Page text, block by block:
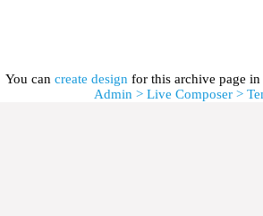
You can create design for this archive page
Admin > Live Composer >